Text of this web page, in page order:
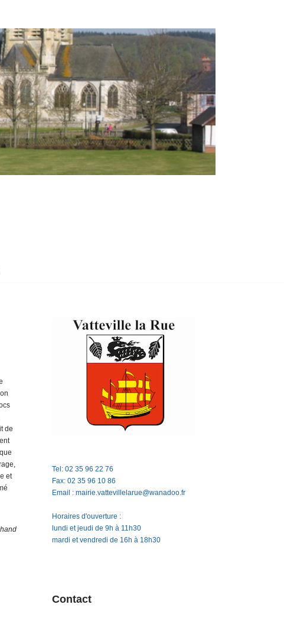
de
et
Tel: 02 35 96 22 76
Fax: 02 35 96 10 86
Email : mairie.vattevillelarue@wanadoo.fr
Horaires d'ouverture :
lundi et jeudi de 9h à 11h30
mardi et vendredi de 16h à 18h30
Contact